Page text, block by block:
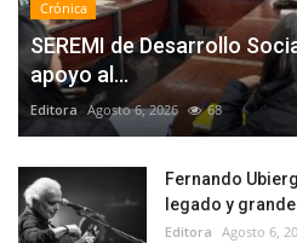
Crónica
SEREMI de Desarrollo
apoyo al...
Editora Agosto 6, 2026 68
Fernando
legado y
Editora Agosto 6,